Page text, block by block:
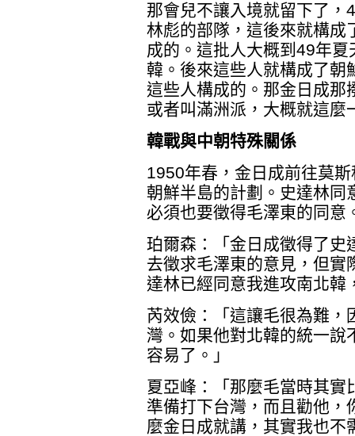
那會兒不讓入境就留下了，
林彪的部隊，這後來就構成
成的。這批人大概到49年
韓。後來這些人就構成了朝
這些人構成的。那金日成那
或者叫滿洲派，大概就這麼
韓戰與中朝特殊關係
1950年春，金日成前往莫
朝鮮半島的計劃。史達林同
必須也要徵得毛澤東的同意
珀爾森：「金日成徵得了史
去徵求毛澤東的意見，但實
達林已經同意我進攻南北韓
芮效儉：「這讓毛很為難，
灣。如果他對北韓的統一說
容易了。」
夏亞峰：「那麼毛當時其實
準備打下台灣，而且勸他，
麼金日成就講，其實我也不